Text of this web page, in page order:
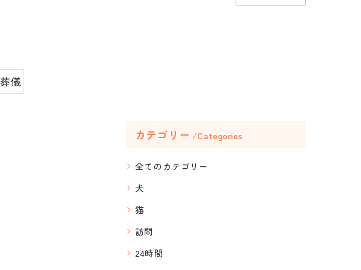
儀
カテゴリー Categories
全てのカテゴリー
犬
猫
訪問
24時間